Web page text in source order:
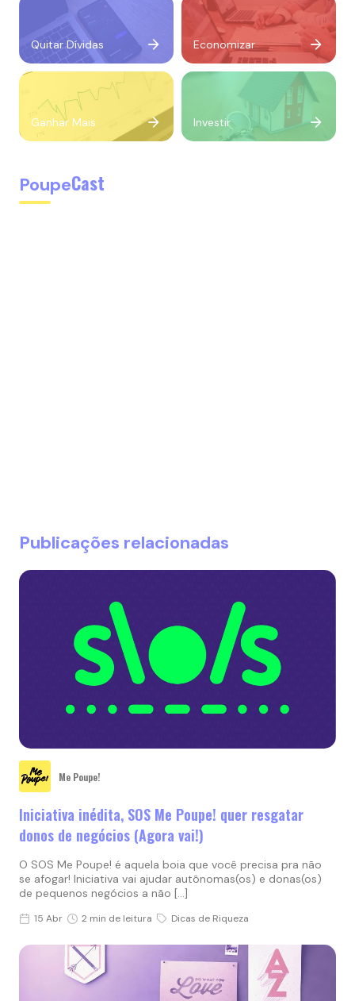
Quitar Dívidas Economizar
Ganhar Mais Investir
PoupeCast
Publicações relacionadas
Me Poupe!
Iniciativa inédita, SOS Me Poupe! quer resgatar
donos de negócios (Agora vai!)
O SOS Me Poupe! é aquela boia que você precisa pra não
se afogar! Iniciativa vai ajudar autônomas(os) e donas(os)
de pequenos negócios a não […]
15 Abr 2 min de leitura Dicas de Riqueza